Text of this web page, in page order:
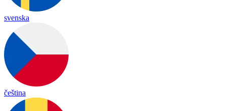
svenska
čeština